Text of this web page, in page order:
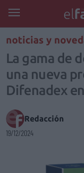
noticias y
La gama de
una nueva
Difenadex
Redacción
19/12/2024